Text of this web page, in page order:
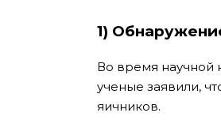
1)
Во время научной
ученые заявили,
яичников.